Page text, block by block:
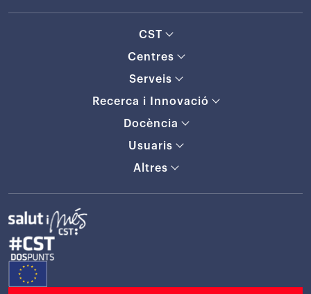
CST
Centres
Serveis
Recerca i Innovació
Docència
Usuaris
Altres